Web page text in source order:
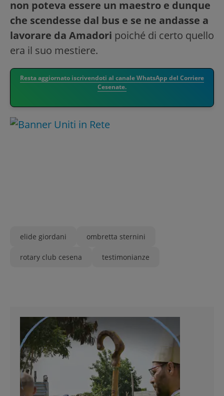
non poteva essere un maestro e dunque
che scendesse dal bus e se ne andasse a
lavorare da Amadori poiché di certo quello
era il suo mestiere.
Resta aggiornato iscrivendoti al canale WhatsApp del Corriere
Cesenate.
elide giordani ombretta sternini
rotary club cesena testimonianze